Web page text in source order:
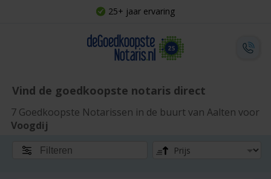
25+ jaar ervaring
Vind de goedkoopste notaris direct
7 Goedkoopste Notarissen in de buurt van Aalten voor
Voogdij
Filteren